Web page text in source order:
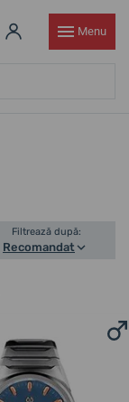
Menu
Filtrează după:
Recomandat